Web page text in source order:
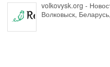
volkovysk.org -
Волковыск,